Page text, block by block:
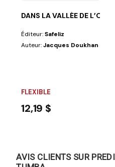
DANS LA VALLÉE DE
Éditeur:Safeliz
Auteur:Jacques Doukhan
FLEXIBLE
12,19 $
AVIS CLIENTS SUR